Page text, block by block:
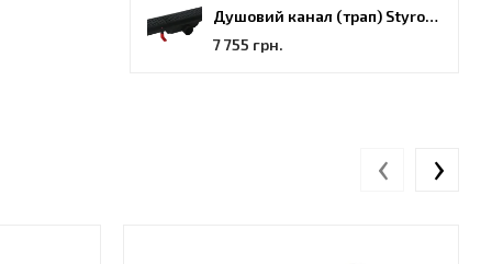
Душовий канал (трап) Styron, решітка Гармонія, 70 (STY-H-70-FF)
7 755 грн.
‹ ›